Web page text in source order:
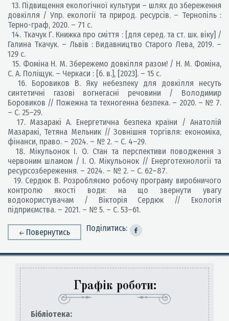
13. Підвищення екологічної культури – шлях до збереження
довкілля / Упр. екології та природ. ресурсів. – Тернопіль :
Терно-граф, 2020. – 71 с.
14. Ткачук Г. Книжка про сміття : [для серед. та ст. шк. віку] /
Галина Ткачук. – Львів : Видавництво Старого Лева, 2019. –
129 с.
15. Фоміна Н. М. Збережемо довкілля разом! / Н. М. Фоміна,
С. А. Поліщук. – Черкаси : [б. в.], [2023]. – 15 с.
16. Боровиков В. Яку небезпеку для довкілля несуть
синтетичні газові вогнегасні речовини / Володимир
Боровиков // Пожежна та техногенна безпека. – 2020. – № 7.
– С. 25–29.
17. Мазаракі А. Енергетична безпека країни / Анатолій
Мазаракі, Тетяна Мельник // Зовнішня торгівля: економіка,
фінанси, право. – 2024. – № 2. – С. 4–29.
18. Мікульонок І. О. Стан та перспективи поводження з
червоним шламом / І. О. Мікульонок // Енерготехнології та
ресурсозбереження. – 2024. – № 2. – С. 62–87.
19. Сердюк В. Розробляємо робочу програму виробничого
контролю якості води: на що звернути увагу
водокористувачам / Вікторія Сердюк // Екологія
підприємства. – 2021. – № 5. – С. 53–61.
Повернутись Поділитись:
Графік роботи:
Бiблiотека: